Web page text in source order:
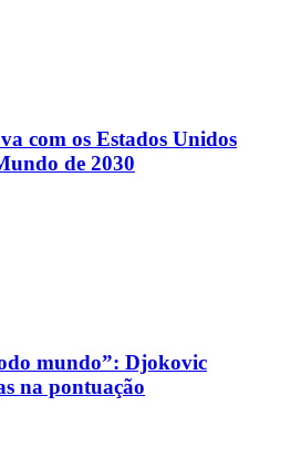
com os Estados Unidos
de 2030
mundo”: Djokovic
na pontuação